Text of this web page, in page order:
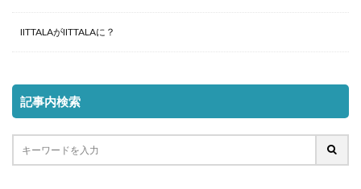
IITTALAがIITTALAに？
記事内検索